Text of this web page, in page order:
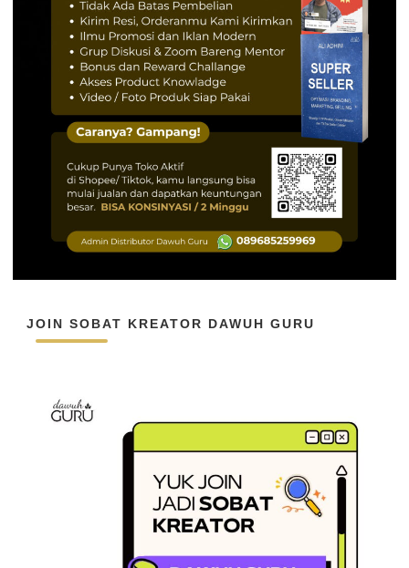
JOIN SOBAT KREATOR DAWUH GURU